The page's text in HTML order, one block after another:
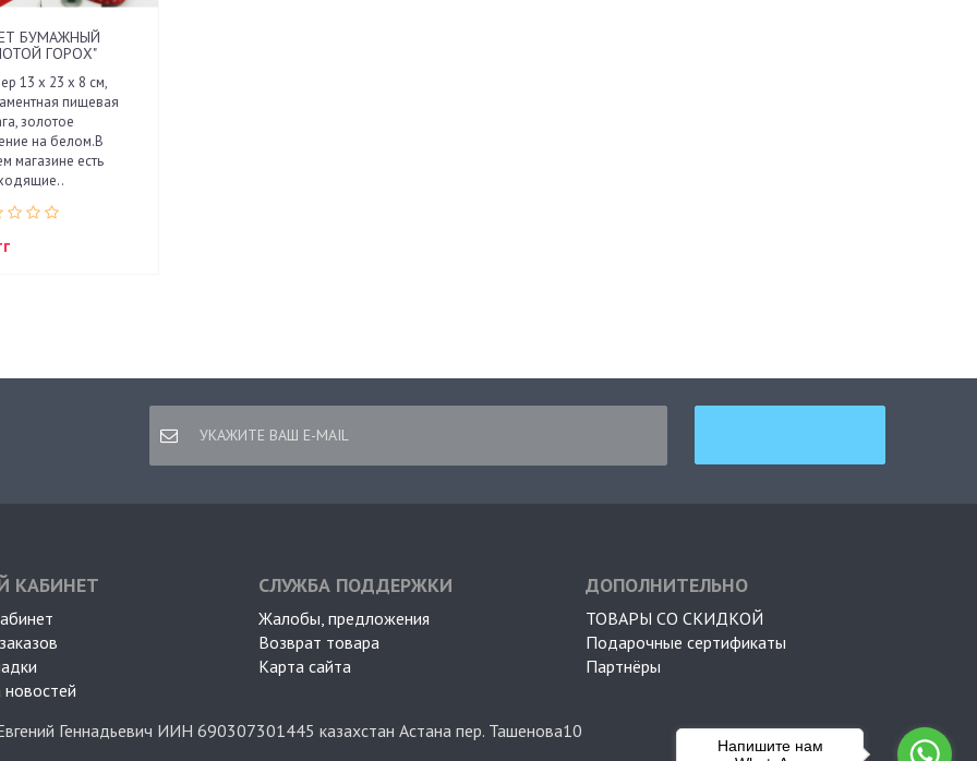
БУМАЖНЫЙ
ГОРОХ"
13 х 23 х 8 см,
пищевая
золотое
на белом.В
магазине есть
КАБИНЕТ
новостей
СЛУЖБА ПОДДЕРЖКИ
Жалобы, предложения
Возврат товара
Карта сайта
ДОПОЛНИТЕЛЬНО
ТОВАРЫ СО СКИДКОЙ
Подарочные сертификаты
Партнёры
Геннадьевич ИИН 690307301445 казахстан Астана пер. Ташенова10
Напишите нам